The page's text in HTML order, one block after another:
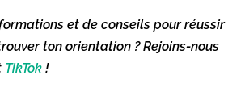
et de conseils pour réussir
ton orientation ? Rejoins-nous
TikTok !